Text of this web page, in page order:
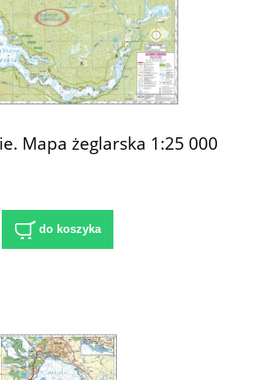
Mapa żeglarska 1:25 000
do koszyka